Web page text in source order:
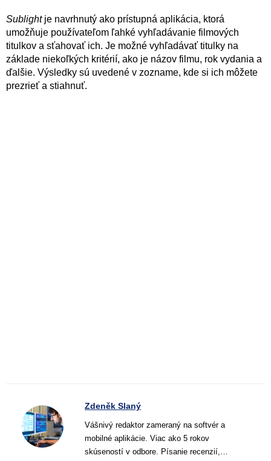
Sublightje navrhnutý ako prístupná aplikácia, ktorá
umožňuje používateľom ľahké vyhľadávanie filmových
titulkov a sťahovať ich. Je možné vyhľadávať titulky na
základe niekoľkých kritérií, ako je názov filmu, rok vydania a
ďalšie. Výsledky sú uvedené v zozname, kde si ich môžete
prezrieť a stiahnuť.
Zdeněk Slaný
Vášnivý redaktor zameraný na softvér a
mobilné aplikácie. Viac ako 5 rokov
skúseností v odbore. Písanie recenzií,